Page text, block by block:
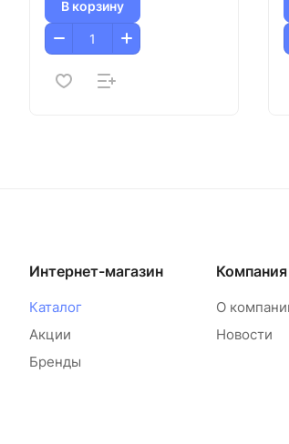
В корзину
Интернет-магазин
Каталог
Акции
Бренды
Компания
О
Новости